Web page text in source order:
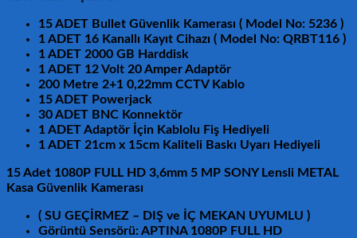
15 ADET Bullet Güvenlik Kamerası ( Model No: 5236 )
1 ADET 16 Kanallı Kayıt Cihazı ( Model No: QRBT116 )
1 ADET 2000 GB Harddisk
1 ADET 12 Volt 20 Amper Adaptör
200 Metre 2+1 0,22mm CCTV Kablo
15 ADET Powerjack
30 ADET BNC Konnektör
1 ADET Adaptör İçin Kablolu Fiş Hediyeli
1 ADET 21cm x 15cm Kaliteli Baskı Uyarı Hediyeli
15Adet 1080P FULL HD 3,6mm 5 MP SONY Lensli METAL
Kasa Güvenlik Kamerası
( SU GEÇİRMEZ – DIŞ ve İÇ MEKAN UYUMLU )
Görüntü Sensörü: APTINA 1080P FULL HD